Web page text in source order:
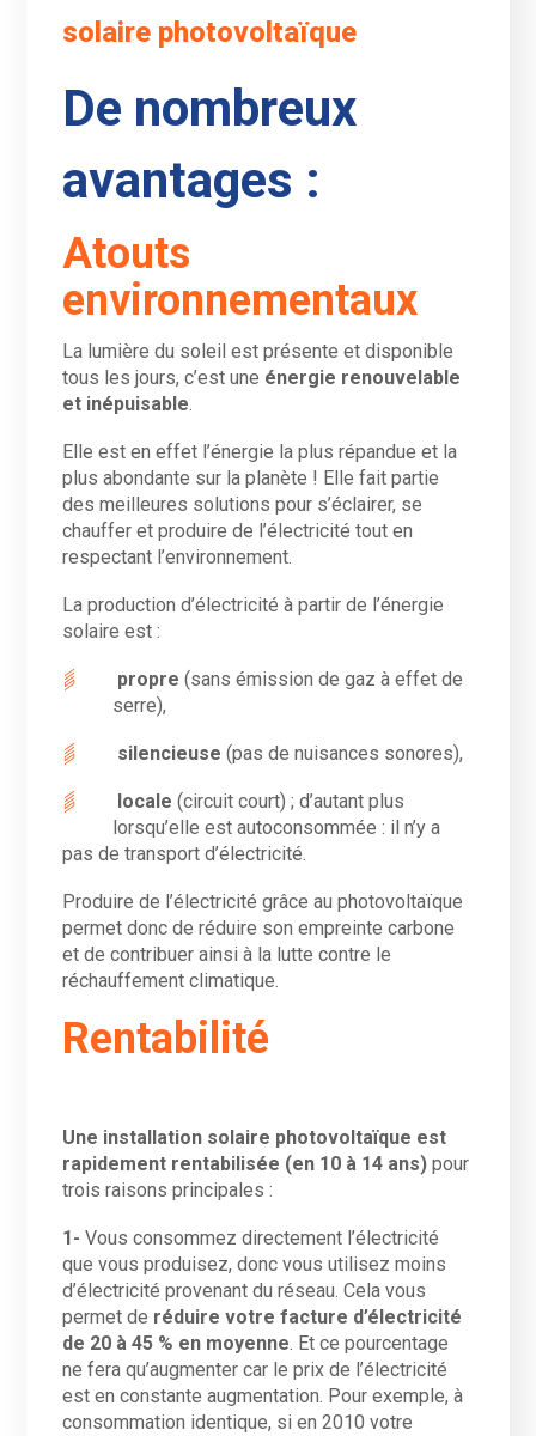
solaire photovoltaïque
De nombreux
avantages :
Atouts
environnementaux
La lumière du soleil est présente et disponible
tous les jours, c’est une énergie renouvelable
et inépuisable.
Elle est en effet l’énergie la plus répandue et la
plus abondante sur la planète ! Elle fait partie
des meilleures solutions pour s’éclairer, se
chauffer et produire de l’électricité tout en
respectant l’environnement.
La production d’électricité à partir de l’énergie
solaire est :
propre (sans émission de gaz à effet de
serre),
silencieuse (pas de nuisances sonores),
locale (circuit court) ; d’autant plus
lorsqu’elle est autoconsommée : il n’y a
pas de transport d’électricité.
Produire de l’électricité grâce au photovoltaïque
permet donc de réduire son empreinte carbone
et de contribuer ainsi à la lutte contre le
réchauffement climatique.
Rentabilité
Une installation solaire photovoltaïque est
rapidement rentabilisée (en 10 à 14 ans) pour
trois raisons principales :
1- Vous consommez directement l’électricité
que vous produisez, donc vous utilisez moins
d’électricité provenant du réseau. Cela vous
permet de réduire votre facture d’électricité
de 20 à 45 % en moyenne. Et ce pourcentage
ne fera qu’augmenter car le prix de l’électricité
est en constante augmentation. Pour exemple, à
consommation identique, si en 2010 votre